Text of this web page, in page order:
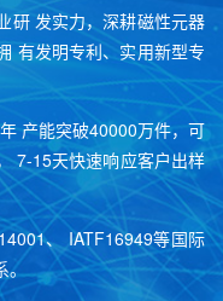
研 发实力，深耕磁性元器
有发明专利、实用新型专
产能突破40000万件，可
7-15天快速响应客户出样
、 IATF16949等国际
。